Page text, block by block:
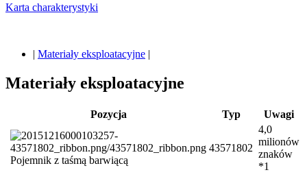
Karta charakterystyki
| Materiały eksploatacyjne |
Materiały eksploatacyjne
Pozycja Typ Uwagi
Pojemnik z taśmą barwiącą
43571802
4,0
milionów
znaków
*1